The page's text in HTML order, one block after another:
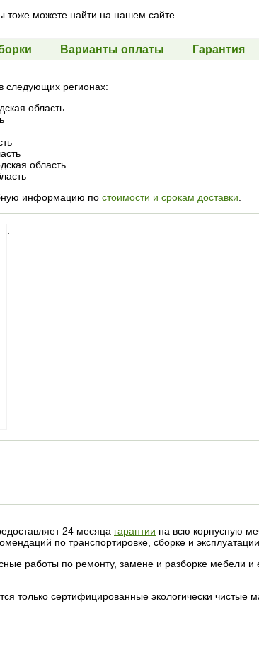
тоже можете найти на нашем сайте.
Варианты оплаты Гарантия
следующих регионах:
область
область
информацию по стоимости и срокам доставки
24 месяца гарантии на всю корпусную
по транспорти­ровке, сборке и
работы по ремонту, замене и разборке мебели
только сертифицированные экологически